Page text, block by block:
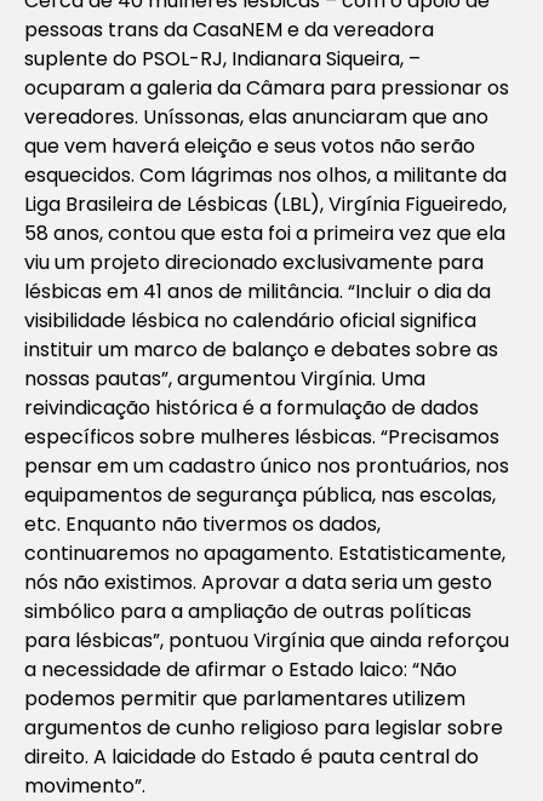
pessoas trans da CasaNEM e da vereadora
suplente do PSOL-RJ, Indianara Siqueira, –
ocuparam a galeria da Câmara para pressionar os
vereadores. Uníssonas, elas anunciaram que ano
que vem haverá eleição e seus votos não serão
esquecidos. Com lágrimas nos olhos, a militante da
Liga Brasileira de Lésbicas (LBL), Virgínia Figueiredo,
58 anos, contou que esta foi a primeira vez que ela
viu um projeto direcionado exclusivamente para
lésbicas em 41 anos de militância. “Incluir o dia da
visibilidade lésbica no calendário oficial significa
instituir um marco de balanço e debates sobre as
nossas pautas”, argumentou Virgínia. Uma
reivindicação histórica é a formulação de dados
específicos sobre mulheres lésbicas. “Precisamos
pensar em um cadastro único nos prontuários, nos
equipamentos de segurança pública, nas escolas,
etc. Enquanto não tivermos os dados,
continuaremos no apagamento. Estatisticamente,
nós não existimos. Aprovar a data seria um gesto
simbólico para a ampliação de outras políticas
para lésbicas”, pontuou Virgínia que ainda reforçou
a necessidade de afirmar o Estado laico: “Não
podemos permitir que parlamentares utilizem
argumentos de cunho religioso para legislar sobre
direito. A laicidade do Estado é pauta central do
movimento”.